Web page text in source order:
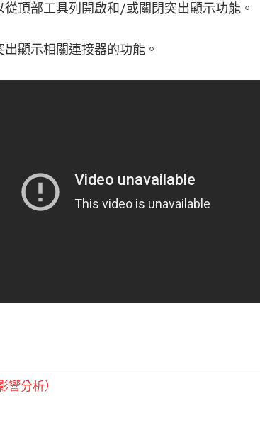
從頂部工具列開啟和/或關閉突出顯示功能。
顯示相關連接器的功能。
響分析）